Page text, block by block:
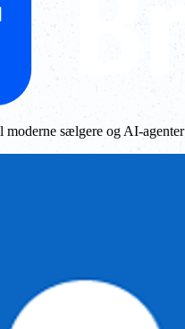
sælgere og AI-agenter